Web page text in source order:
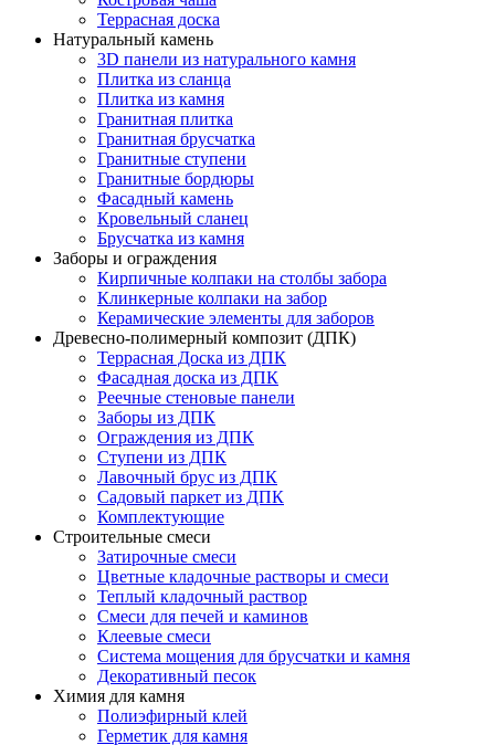
Террасная доска
Натуральный камень
3D панели из натурального камня
Плитка из сланца
Плитка из камня
Гранитная плитка
Гранитная брусчатка
Гранитные ступени
Гранитные бордюры
Фасадный камень
Кровельный сланец
Брусчатка из камня
Заборы и ограждения
Кирпичные колпаки на столбы забора
Клинкерные колпаки на забор
Керамические элементы для заборов
Древесно-полимерный композит (ДПК)
Террасная Доска из ДПК
Фасадная доска из ДПК
Реечные стеновые панели
Заборы из ДПК
Ограждения из ДПК
Ступени из ДПК
Лавочный брус из ДПК
Садовый паркет из ДПК
Комплектующие
Строительные смеси
Затирочные смеси
Цветные кладочные растворы и смеси
Теплый кладочный раствор
Смеси для печей и каминов
Клеевые смеси
Система мощения для брусчатки и камня
Декоративный песок
Химия для камня
Полиэфирный клей
Герметик для камня